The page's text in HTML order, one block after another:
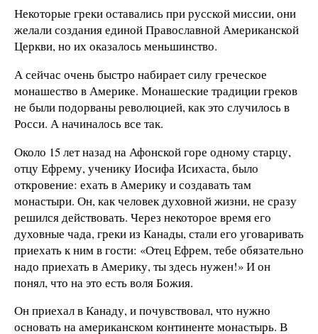
Некоторые греки оставались при русской миссии, они
желали создания единой Православной Американской
Церкви, но их оказалось меньшинство.
А сейчас очень быстро набирает силу греческое
монашество в Америке. Монашеские традиции греков
не были подорваны революцией, как это случилось в
Росси. А начиналось все так.
Около 15 лет назад на Афонской горе одному старцу,
отцу Ефрему, ученику Иосифа Исихаста, было
откровение: ехать в Америку и создавать там
монастыри. Он, как человек духовной жизни, не сразу
решился действовать. Через некоторое время его
духовные чада, греки из Канады, стали его уговаривать
приехать к ним в гости: «Отец Ефрем, тебе обязательно
надо приехать в Америку, ты здесь нужен!» И он
понял, что на это есть воля Божия.
Он приехал в Канаду, и почувствовал, что нужно
основать на американском континенте монастырь. В